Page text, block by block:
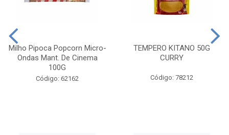
Milho Pipoca Popcorn Micro-
Ondas Mant. De Cinema
100G
Código: 62162
TEMPERO KITANO 50G
CURRY
Código: 78212